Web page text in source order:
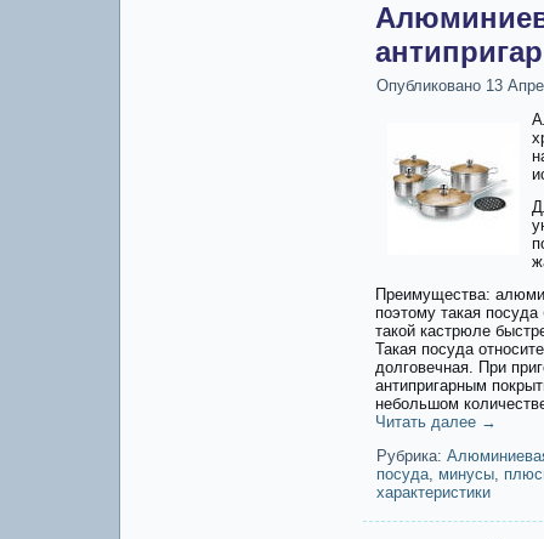
Опубликовано 13
Преимущества:
поэтому такая посуда
такой кастрюле
Такая посуда
долговечная. При
антипригарным
небольшом
Читать далее →
Рубрика:
посуда, минусы,
характеристики